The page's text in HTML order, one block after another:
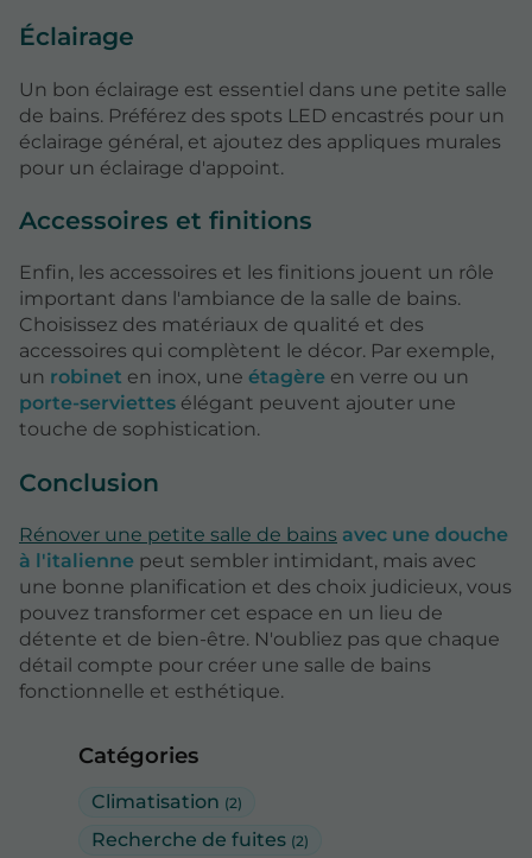
Catégories
Climatisation (2)
Recherche de fuites (2)
Éclairage
Un bon éclairage est essentiel dans une petite salle
de bains. Préférez des spots LED encastrés pour un
éclairage général, et ajoutez des appliques murales
pour un éclairage d'appoint.
Accessoires et finitions
Enfin, les accessoires et les finitions jouent un rôle
important dans l'ambiance de la salle de bains.
Choisissez des matériaux de qualité et des
accessoires qui complètent le décor. Par exemple,
un robinet en inox, une étagère en verre ou un
porte-serviettes élégant peuvent ajouter une
touche de sophistication.
Conclusion
Rénover une petite salle de bains avec une douche
à l'italienne peut sembler intimidant, mais avec
une bonne planification et des choix judicieux, vous
pouvez transformer cet espace en un lieu de
détente et de bien-être. N'oubliez pas que chaque
détail compte pour créer une salle de bains
fonctionnelle et esthétique.